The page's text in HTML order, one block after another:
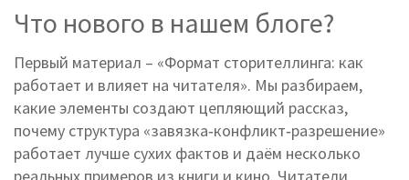
Что нового в нашем блоге?
Первый материал – «Формат сторителлинга: как
работает и влияет на читателя». Мы разбираем,
какие элементы создают цепляющий рассказ,
почему структура «завязка‑конфликт‑разрешение»
работает лучше сухих фактов и даём несколько